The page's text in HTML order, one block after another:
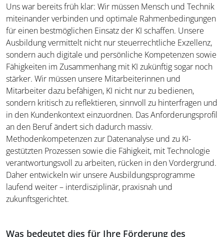
Uns war bereits früh klar: Wir müssen Mensch und Technik
miteinander verbinden und optimale Rahmenbedingungen
für einen bestmöglichen Einsatz der KI schaffen. Unsere
Ausbildung vermittelt nicht nur steuerrechtliche Exzellenz,
sondern auch digitale und persönliche Kompetenzen sowie
Fähigkeiten im Zusammenhang mit KI zukünftig sogar noch
stärker. Wir müssen unsere Mitarbeiterinnen und
Mitarbeiter dazu befähigen, KI nicht nur zu bedienen,
sondern kritisch zu reflektieren, sinnvoll zu hinterfragen und
in den Kundenkontext einzuordnen. Das Anforderungsprofil
an den Beruf ändert sich dadurch massiv.
Methodenkompetenzen zur Datenanalyse und zu KI-
gestützten Prozessen sowie die Fähigkeit, mit Technologie
verantwortungsvoll zu arbeiten, rücken in den Vordergrund.
Daher entwickeln wir unsere Ausbildungsprogramme
laufend weiter – interdisziplinär, praxisnah und
zukunftsgerichtet.
Was bedeutet dies für Ihre Förderung des